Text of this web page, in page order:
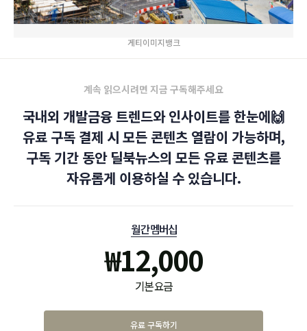
게티이미지뱅크
계속 읽으시려면 지금 구독해주세요
국내외 개발금융 트렌드와 인사이트를 한눈에🙌
유료 구독 결제 시 모든 콘텐츠 열람이 가능하며,
구독 기간 동안 딜북뉴스의 모든 유료 콘텐츠를
자유롭게 이용하실 수 있습니다.
월간 멤버십
₩12,000
기본 요금
유료 구독하기